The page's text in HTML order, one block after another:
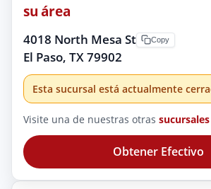
su área
4018 North Mesa St
El Paso, TX 79902
Copy
Esta sucursal está actualmente
Visite una de nuestras otras
Obtener Efectivo